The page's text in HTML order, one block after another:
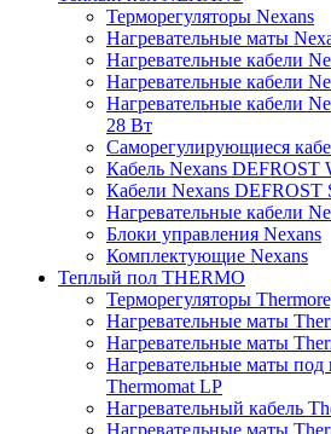
Терморегуляторы Nexans
Нагревательные маты
Нагревательные кабели
Нагревательные кабели
Нагревательные кабели
28 Вт
Саморегулирующиеся
Кабель Nexans DEFROST
Кабели Nexans DEFROST
Нагревательные кабели
Блоки управления Nexans
Комплектующие Nexans
Теплый пол THERMO
Терморегуляторы
Нагревательные маты
Нагревательные маты
Нагревательные маты под
Thermomat LP
Нагревательный кабель
Нагревательные маты